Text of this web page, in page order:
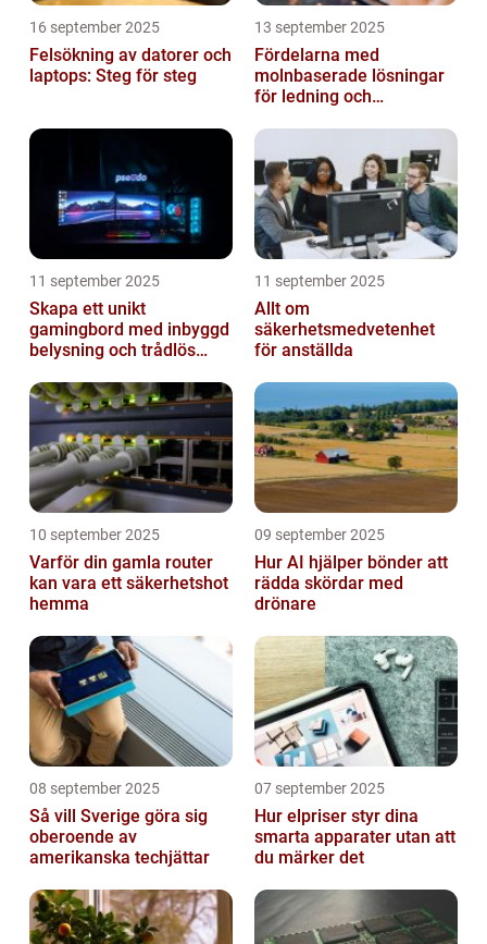
16 september 2025
Felsökning av datorer och
laptops: Steg för steg
13 september 2025
Fördelarna med
molnbaserade lösningar
för ledning och
11 september 2025
Skapa ett unikt
gamingbord med inbyggd
belysning och trådlös
11 september 2025
Allt om
säkerhetsmedvetenhet
för anställda
10 september 2025
Varför din gamla router
kan vara ett säkerhetshot
hemma
09 september 2025
Hur AI hjälper bönder att
rädda skördar med
drönare
08 september 2025
Så vill Sverige göra sig
oberoende av
amerikanska techjättar
07 september 2025
Hur elpriser styr dina
smarta apparater utan att
du märker det